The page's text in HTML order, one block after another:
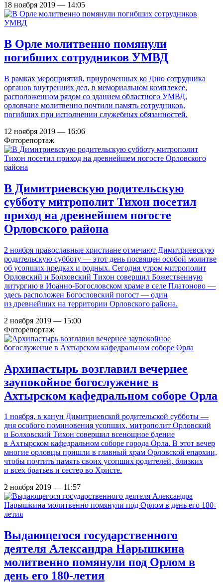
18 ноября 2019 — 14:05
В Орле молитвенно помянули
погибших сотрудников УМВД
В рамках мероприятий, приуроченных ко Дню сотрудника
органов внутренних дел, в мемориальном комплексе,
расположенном рядом со зданием областного УМВД,
орловчане молитвенно почтили память сотрудников,
погибших при исполнении служебных обязанностей.
12 ноября 2019 — 16:06
Фоторепортаж
В Димитриевскую родительскую
субботу митрополит Тихон посетил
приход на древнейшем погосте
Орловского района
2 ноября православные христиане отмечают Димитриевскую
родительскую субботу — этот день посвящен особой молитве
об усопших предках и родных. Сегодня утром митрополит
Орловский и Болховский Тихон совершил Божественную
литургию в Иоанно-Богословском храме в селе Платоново —
здесь расположен Богословский погост — один
из древнейших на территории Орловского района.
2 ноября 2019 — 15:00
Фоторепортаж
Архипастырь возглавил вечернее
заупокойное богослужение в
Ахтырском кафедральном соборе Орла
1 ноября, в канун Димитриевской родительской субботы —
дня особого поминовения усопших, митрополит Орловский
и Болховский Тихон совершил всенощное бдение
в Ахтырском кафедральном соборе города Орла. В этот вечер
многие орловцы пришли в главный храм Орловской епархии,
чтобы почтить память своих усопших родителей, близких
и всех братьев и сестер во Христе.
2 ноября 2019 — 11:57
Выдающегося государственного
деятеля Александра Нарышкина
молитвенно помянули под Орлом в
день его 180-летия